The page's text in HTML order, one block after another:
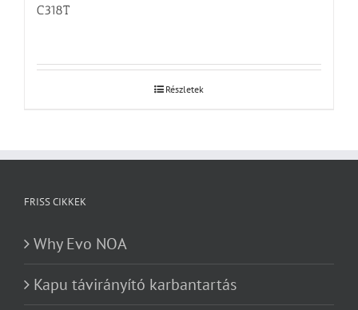
C318T
Részletek
FRISS CIKKEK
Why Evo NOA
Kapu távirányító karbantartás